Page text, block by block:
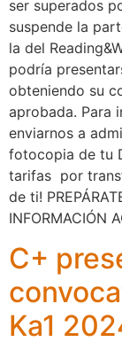
ser superados
suspende la
la del
podría
obteniendo su
aprobada.
enviarnos a
fotocopia de tu
tarifas por
de ti!
INFORMACIÓN
C+
Ka1